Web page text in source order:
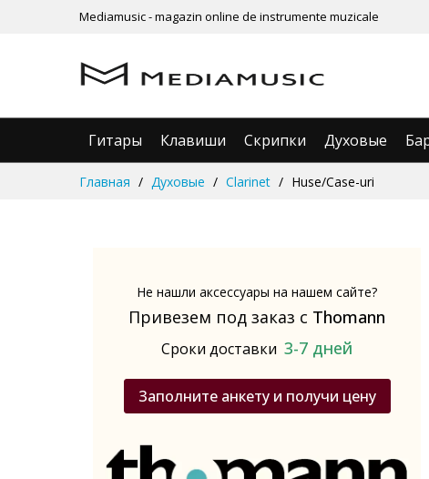
Mediamusic - magazin online de instrumente muzicale
Гитары Клавиши Скрипки Духовые
Главная Духовые Clarinet Huse/Case-uri
Не нашли аксессуары на нашем сайте?
Привезем под заказ с Thomann
Сроки доставки 3-7 дней
Заполните анкету и получи цену